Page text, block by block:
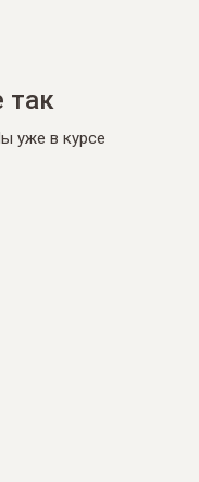
так
уже в курсе